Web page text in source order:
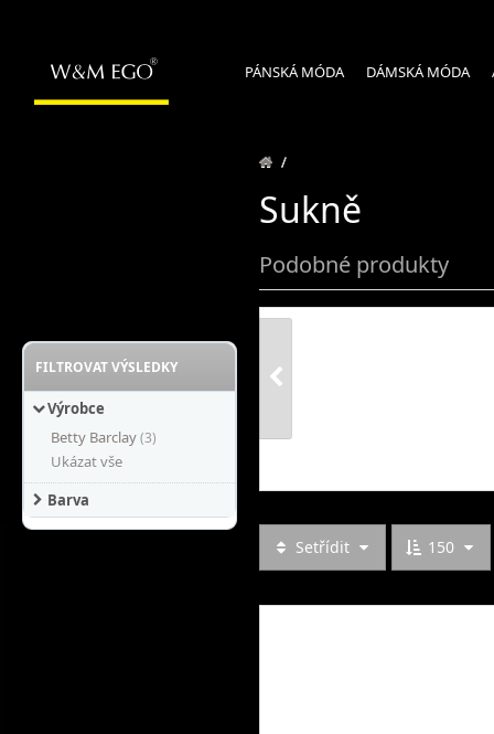
PÁNSKÁ MÓDA DÁMSKÁ MÓDA
FILTROVAT VÝSLEDKY
Výrobce
Betty Barclay(3)
Ukázat vše
Barva
/
Sukně
Podobné produkty
Setřídit 150